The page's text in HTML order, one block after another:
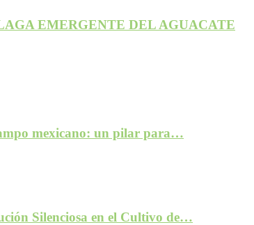
EMERGENTE DEL AGUACATE
mexicano: un pilar para…
Silenciosa en el Cultivo de…